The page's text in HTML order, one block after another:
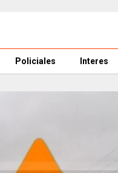
Policiales Interes